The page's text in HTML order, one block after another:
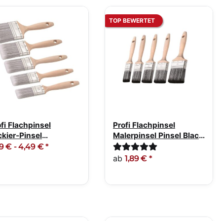
Flachpinsel
Pinsel
Holzstiel
€ -4,49 €*
TOP BEWERTET
Profi Flachpinsel
Malerpinsel Pinsel Black
Line
ab 1,89 € *